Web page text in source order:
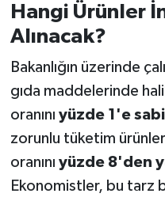
Hangi Ürünler
Alınacak?
Bakanlığın üzerinde
gıda maddelerinde
oranını yüzde 1'e
zorunlu tüketim
oranını yüzde 8'den
Ekonomistler, bu tarz